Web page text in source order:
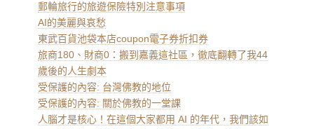
郵輪旅行的旅遊保險特別注意事項
AI的美麗與哀愁
東武百貨池袋本店coupon電子券折扣券
旅商180、財商0：搬到嘉義這社區，徹底翻轉了我44
歲後的人生劇本
受保護的內容: 台灣佛教的地位
受保護的內容: 關於佛教的一堂課
人腦才是核心！在這個大家都用 AI 的年代，我們該如